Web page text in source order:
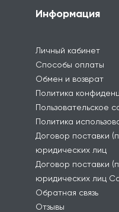
Информация
Личный кабинет
Способы оплаты
Обмен и возврат
Политика
Пользовательское
Политика
Договор поставки
юридических лиц
Договор поставки
юридических лиц
Обратная связь
Отзывы